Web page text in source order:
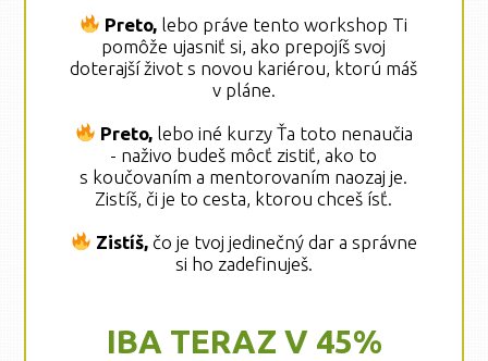
Preto, lebo práve tento workshop Ti
pomôže ujasniť si, ako prepojíš svoj
doterajší život s novou kariérou, ktorú máš
v pláne.
Preto,lebo iné kurzy Ťa toto nenaučia
- naživo budeš môcť zistiť, ako to
s koučovaním a mentorovaním naozaj je.
Zistíš, či je to cesta, ktorou chceš ísť.
Zistíš,čo je tvoj jedinečný dar a správne
si ho zadefinuješ.
IBA TERAZ V 45%